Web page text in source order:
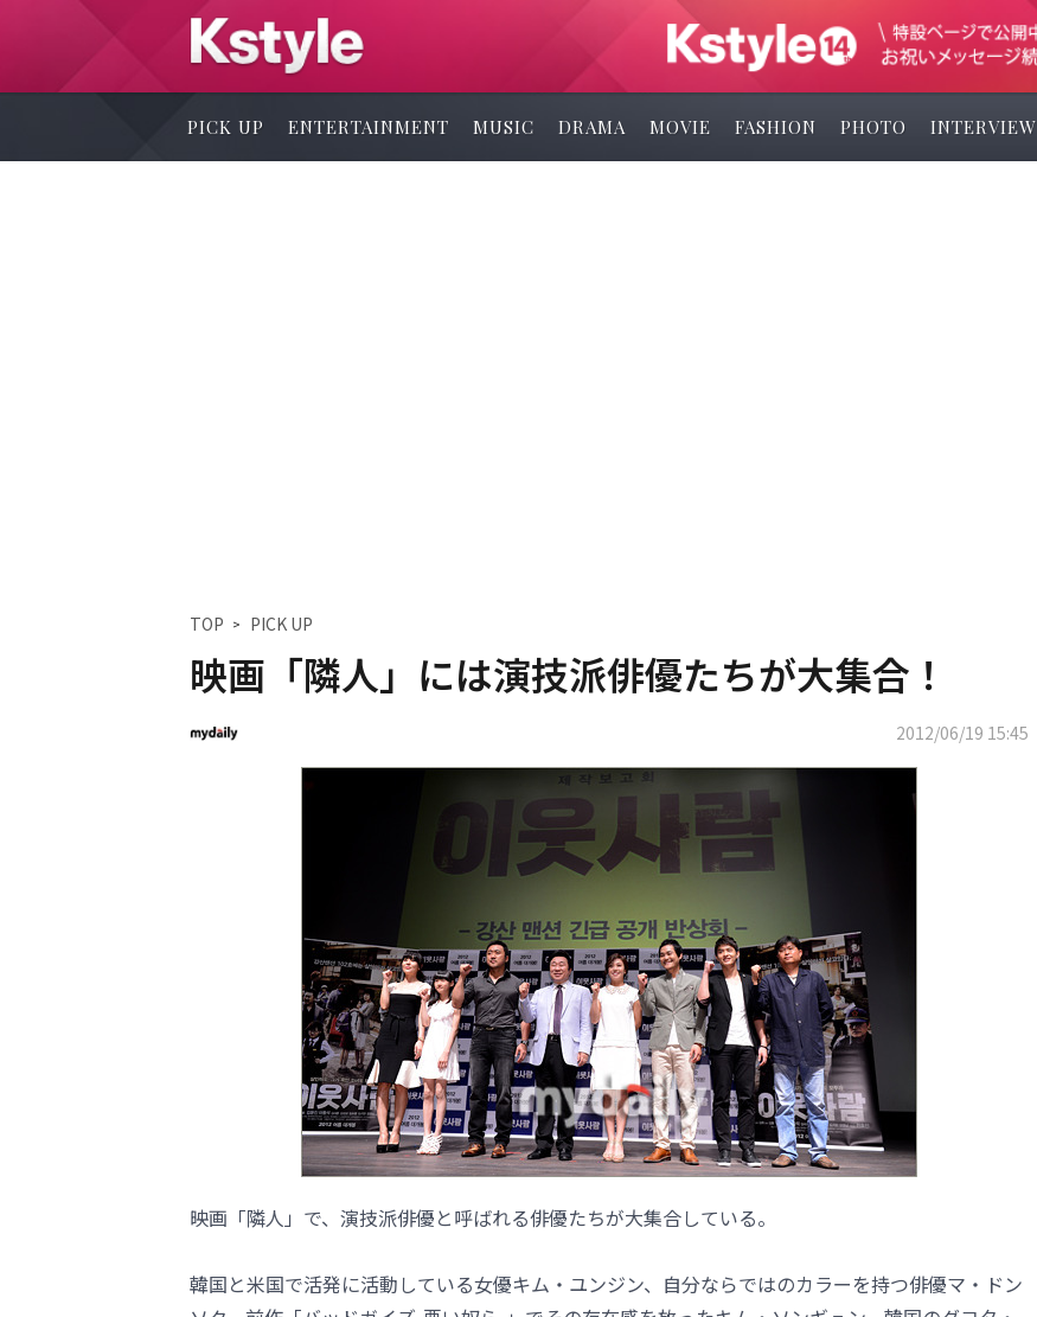
PICK UP ENTERTAINMENT MUSIC DRAMA MOVIE FASHION PHOTO INTERVIEW
TOP PICK UP
映画「隣人」には演技派俳優たちが大集合！
2012/06/19 15:45
映画「隣人」で、演技派俳優と呼ばれる俳優たちが大集合している。
韓国と米国で活発に活動している女優キム・ユンジン、自分ならではのカラーを持つ俳優マ・ドン